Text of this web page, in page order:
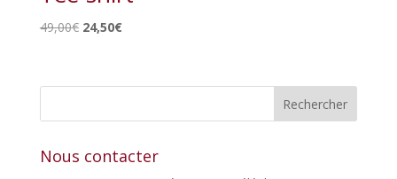
49,00€ Le
était :
24,50€Le
est :
Nous contacter